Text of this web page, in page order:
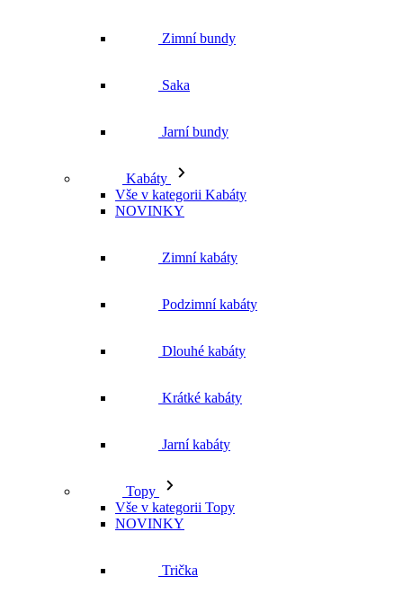
Zimní bundy
Saka
Jarní bundy
Kabáty
Vše v kategorii Kabáty
NOVINKY
Zimní kabáty
Podzimní kabáty
Dlouhé kabáty
Krátké kabáty
Jarní kabáty
Topy
Vše v kategorii Topy
NOVINKY
Trička